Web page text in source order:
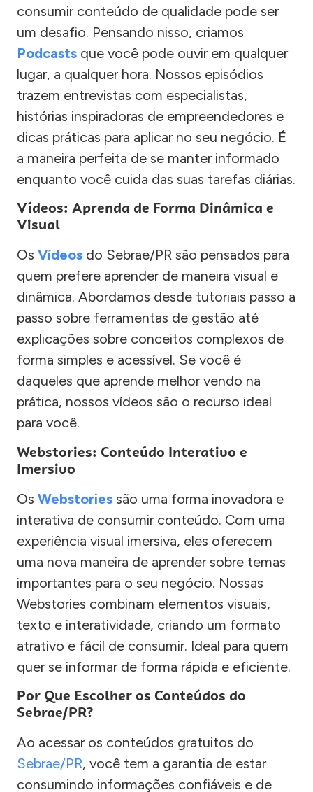
consumir conteúdo de qualidade pode ser
um desafio. Pensando nisso, criamos
Podcasts que você pode ouvir em qualquer
lugar, a qualquer hora. Nossos episódios
trazem entrevistas com especialistas,
histórias inspiradoras de empreendedores e
dicas práticas para aplicar no seu negócio. É
a maneira perfeita de se manter informado
enquanto você cuida das suas tarefas diárias.
Vídeos: Aprenda de Forma Dinâmica e
Visual
Os Vídeos do Sebrae/PR são pensados para
quem prefere aprender de maneira visual e
dinâmica. Abordamos desde tutoriais passo a
passo sobre ferramentas de gestão até
explicações sobre conceitos complexos de
forma simples e acessível. Se você é
daqueles que aprende melhor vendo na
prática, nossos vídeos são o recurso ideal
para você.
Webstories: Conteúdo Interativo e
Imersivo
Os Webstories são uma forma inovadora e
interativa de consumir conteúdo. Com uma
experiência visual imersiva, eles oferecem
uma nova maneira de aprender sobre temas
importantes para o seu negócio. Nossas
Webstories combinam elementos visuais,
texto e interatividade, criando um formato
atrativo e fácil de consumir. Ideal para quem
quer se informar de forma rápida e eficiente.
Por Que Escolher os Conteúdos do
Sebrae/PR?
Ao acessar os conteúdos gratuitos do
Sebrae/PR, você tem a garantia de estar
consumindo informações confiáveis e de